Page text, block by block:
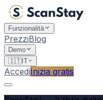
Funzionalità
PrezziBlog
Demo
🇮🇹IT
AccediInizia gratis